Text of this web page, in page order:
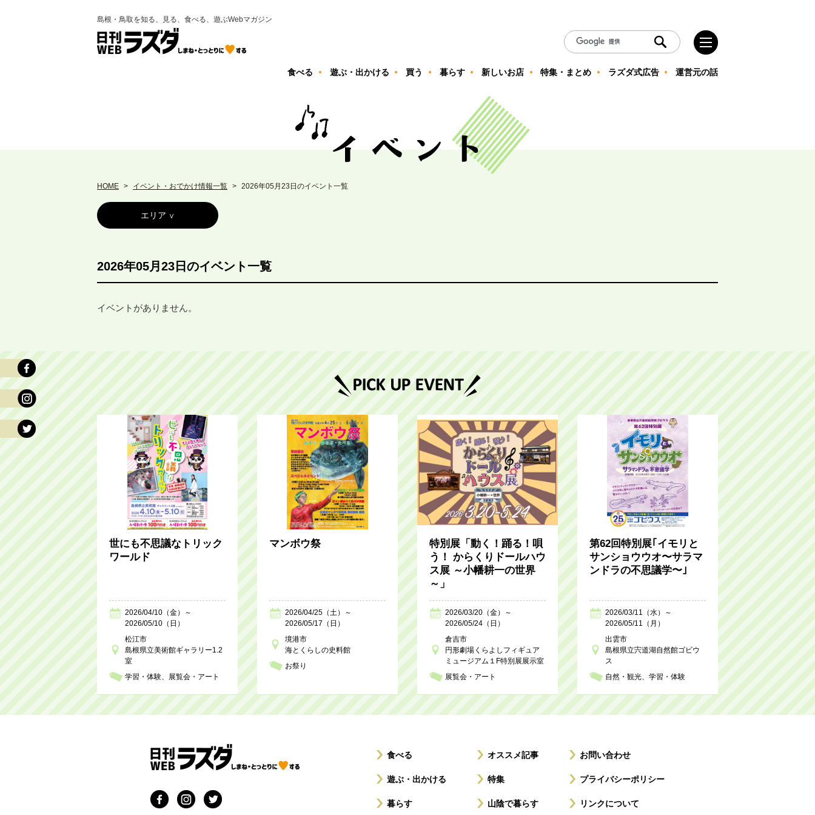
島根・鳥取を知る、見る、食べる、遊ぶWebマガジン
食べる 遊ぶ・出かける 買う 暮らす 新しいお店 特集・まとめ ラズダ式広告 運営元の話
HOME イベント・おでかけ情報一覧 2026年05月23日のイベント一覧
エリア
2026年05月23日のイベント一覧
イベントがありません。
世にも不思議なトリック
ワールド
2026/04/10（金）～
2026/05/10（日）
松江市
島根県立美術館ギャラリー1.2
室
学習・体験
展覧会・アート
マンボウ祭
2026/04/25（土）～
2026/05/17（日）
境港市
海とくらしの史料館
お祭り
特別展「動く！踊る！唄
う！ からくりドールハウ
ス展 ～小幡耕一の世界
～」
2026/03/20（金）～
2026/05/24（日）
倉吉市
円形劇場くらよしフィギュア
ミュージアム１F特別展展示室
展覧会・アート
第62回特別展｢イモリと
サンショウウオ〜サラマ
ンドラの不思議学〜｣
2026/03/11（水）～
2026/05/11（月）
出雲市
島根県立宍道湖自然館ゴビウ
ス
自然・観光
学習・体験
食べる
遊ぶ・出かける
暮らす
オススメ記事
特集
山陰で暮らす
お問い合わせ
プライバシーポリシー
リンクについて